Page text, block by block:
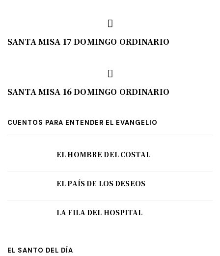
SANTA MISA 17 DOMINGO ORDINARIO
SANTA MISA 16 DOMINGO ORDINARIO
CUENTOS PARA ENTENDER EL EVANGELIO
EL HOMBRE DEL COSTAL
EL PAÍS DE LOS DESEOS
LA FILA DEL HOSPITAL
EL SANTO DEL DÍA